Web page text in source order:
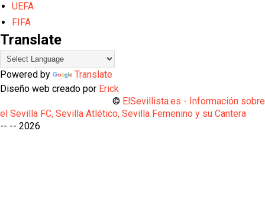
UEFA
FIFA
Translate
Powered by
Translate
Diseño web creado por Erick
© ElSevillista.es - Información sobre
el Sevilla FC, Sevilla Atlético, Sevilla Femenino y su Cantera
-- -- 2026